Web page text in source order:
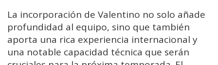
La incorporación de Valentino no solo añade
profundidad al equipo, sino que también
aporta una rica experiencia internacional y
una notable capacidad técnica que serán